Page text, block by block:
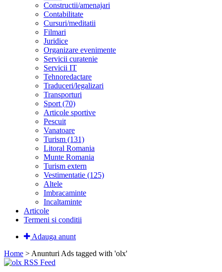
Constructii/amenajari
Contabilitate
Cursuri/meditatii
Filmari
Juridice
Organizare evenimente
Servicii curatenie
Servicii IT
Tehnoredactare
Traduceri/legalizari
Transporturi
Sport (70)
Articole sportive
Pescuit
Vanatoare
Turism (131)
Litoral Romania
Munte Romania
Turism extern
Vestimentatie (125)
Altele
Imbracaminte
Incaltaminte
Articole
Termeni si conditii
Adauga anunt
Home > Anunturi Ads tagged with 'olx'